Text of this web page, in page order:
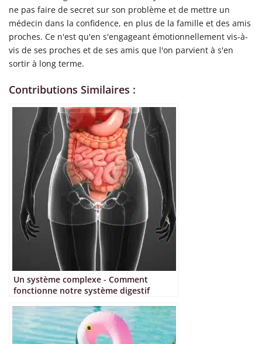
ne pas faire de secret sur son problème et de mettre un
médecin dans la confidence, en plus de la famille et des amis
proches. Ce n'est qu'en s'engageant émotionnellement vis-à-
vis de ses proches et de ses amis que l'on parvient à s'en
sortir à long terme.
Contributions Similaires :
Un système complexe - Comment
fonctionne notre système digestif